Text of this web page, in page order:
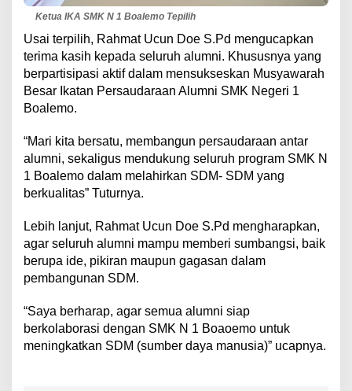
Ketua IKA SMK N 1 Boalemo Tepilih
Usai terpilih, Rahmat Ucun Doe S.Pd mengucapkan
terima kasih kepada seluruh alumni. Khususnya yang
berpartisipasi aktif dalam mensukseskan Musyawarah
Besar Ikatan Persaudaraan Alumni SMK Negeri 1
Boalemo.
“Mari kita bersatu, membangun persaudaraan antar
alumni, sekaligus mendukung seluruh program SMK N
1 Boalemo dalam melahirkan SDM- SDM yang
berkualitas” Tuturnya.
Lebih lanjut, Rahmat Ucun Doe S.Pd mengharapkan,
agar seluruh alumni mampu memberi sumbangsi, baik
berupa ide, pikiran maupun gagasan dalam
pembangunan SDM.
“Saya berharap, agar semua alumni siap
berkolaborasi dengan SMK N 1 Boaoemo untuk
meningkatkan SDM (sumber daya manusia)” ucapnya.